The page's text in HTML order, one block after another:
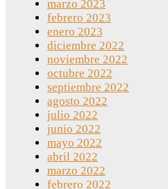
marzo 2023
febrero 2023
enero 2023
diciembre 2022
noviembre 2022
octubre 2022
septiembre 2022
agosto 2022
julio 2022
junio 2022
mayo 2022
abril 2022
marzo 2022
febrero 2022